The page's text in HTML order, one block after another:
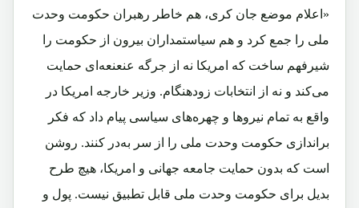
«اعلام موضع جان کری، هم خاطر رهبران حکومت وحدت
ملی را جمع کرد و هم سیاستمداران بیرون از حکومت را
شیرفهم ساخت که امریکا نه از جرگه ‌عنعنعه‌ای حمایت
می‌کند و نه از انتخابات زودهنگام. وزیر خارجه امریکا در
واقع به تمام نیروها و چهره‌های سیاسی پیام داد که فکر
براندازی حکومت وحدت ملی را از سر به‌در کنند. روشن
است که بدون حمایت جامعه جهانی و امریکا، هیچ طرح
بدیل برای حکومت وحدت ملی قابل تطبیق نیست. پول و